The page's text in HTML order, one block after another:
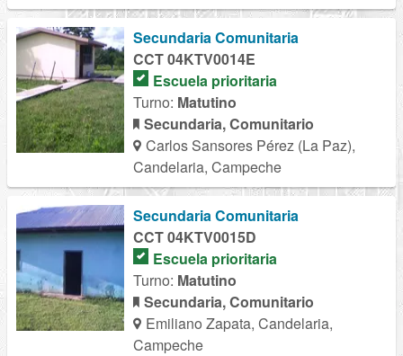
Secundaria Comunitaria
CCT 04KTV0014E
Escuela prioritaria
Turno: Matutino
Secundaria, Comunitario
Carlos Sansores Pérez (La Paz),
Candelaria, Campeche
Secundaria Comunitaria
CCT 04KTV0015D
Escuela prioritaria
Turno: Matutino
Secundaria, Comunitario
Emiliano Zapata, Candelaria,
Campeche